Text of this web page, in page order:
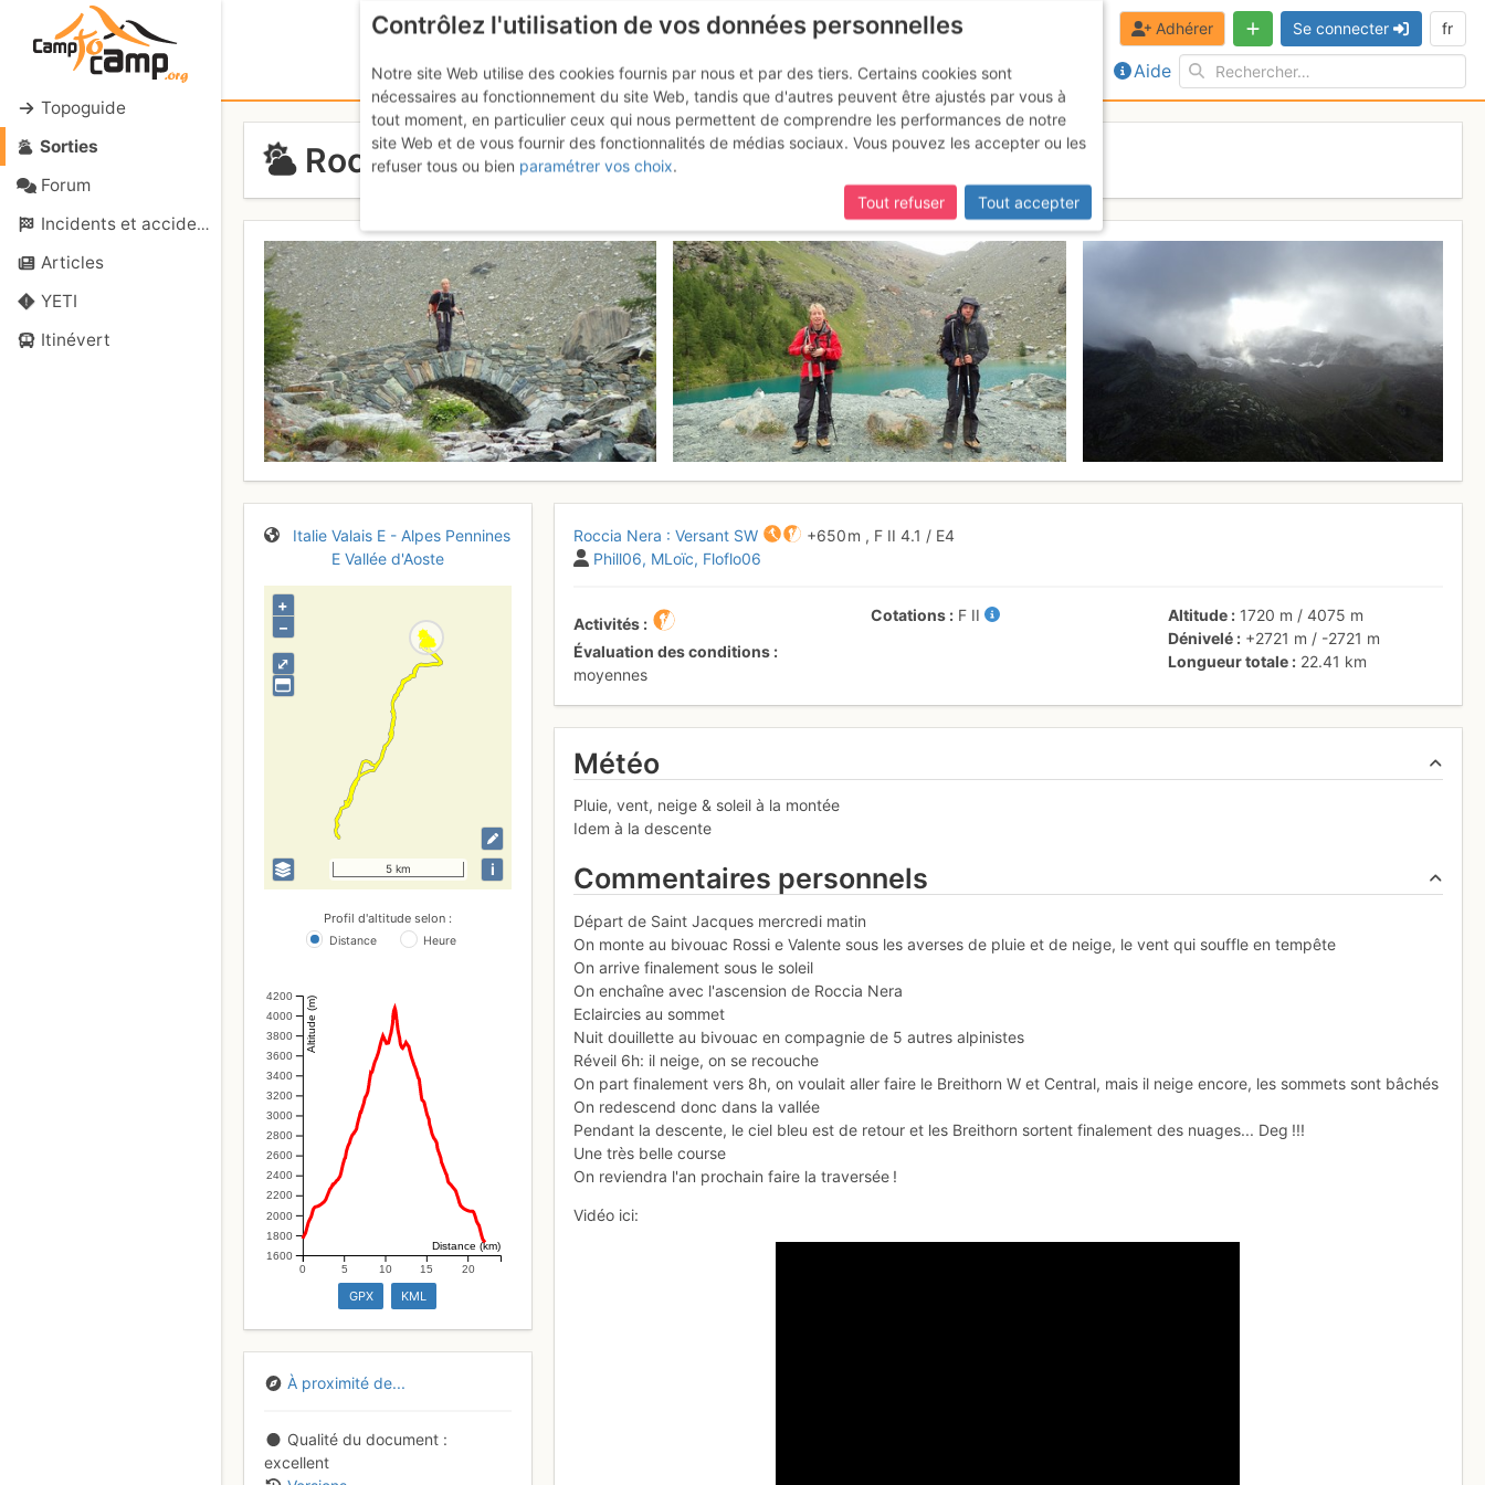
Topoguide
Sorties
Forum
Incidents et accidents
Articles
YETI
Itinévert
Aide
Adhérer Se connecter fr
Roccia Nera : Versant SW
Italie Valais E - Alpes Pennines
E Vallée d'Aoste
+
–
5 km i
⤢
Profil d'altitude selon :
Distance Heure
1600
1800
2000
2200
2400
2600
2800
3000
3200
3400
3600
3800
4000
4200 Altitude (m)
0 5 10 15 20
Distance (km)
GPX KML
À proximité de...
Qualité du document
excellent
Roccia Nera : Versant SW +650 m , F II4.1 / E4
Phill06 MLoïc Floflo06
Activités
Évaluation des conditions
moyennes
Cotations F II Altitude 1720 m / 4075 m
Dénivelé
+2721 m / -2721 m
Longueur totale
22.41 km
Météo
Pluie, vent, neige & soleil à la montée
Idem à la descente
Commentaires personnels
Départ de Saint Jacques mercredi matin
On monte au bivouac Rossi e Valente sous les averses de pluie et de neige, le vent qui souffle en tempête
On arrive finalement sous le soleil
On enchaîne avec l'ascension de Roccia Nera
Eclaircies au sommet
Nuit douillette au bivouac en compagnie de 5 autres alpinistes
Réveil 6h: il neige, on se recouche
On part finalement vers 8h, on voulait aller faire le Breithorn W et Central, mais il neige encore, les sommets sont bâchés
On redescend donc dans la vallée
Pendant la descente, le ciel bleu est de retour et les Breithorn sortent finalement des nuages... Deg !!!
Une très belle course
On reviendra l'an prochain faire la traversée !
Vidéo ici:
Contrôlez l'utilisation de vos données personnelles
Notre site Web utilise des cookies fournis par nous et par des tiers. Certains cookies sont
nécessaires au fonctionnement du site Web, tandis que d'autres peuvent être ajustés par vous à
tout moment, en particulier ceux qui nous permettent de comprendre les performances de notre
site Web et de vous fournir des fonctionnalités de médias sociaux. Vous pouvez les accepter ou les
refuser tous ou bien paramétrer vos choix.
Tout refuser
Tout accepter